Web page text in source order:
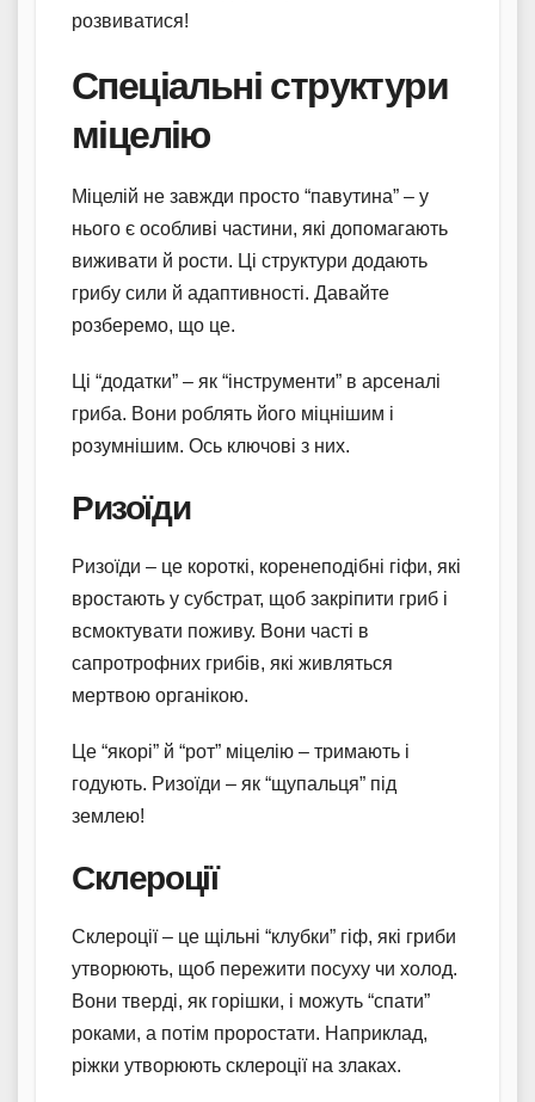
розвиватися!
Спеціальні структури
міцелію
Міцелій не завжди просто “павутина” – у
нього є особливі частини, які допомагають
виживати й рости. Ці структури додають
грибу сили й адаптивності. Давайте
розберемо, що це.
Ці “додатки” – як “інструменти” в арсеналі
гриба. Вони роблять його міцнішим і
розумнішим. Ось ключові з них.
Ризоїди
Ризоїди – це короткі, коренеподібні гіфи, які
вростають у субстрат, щоб закріпити гриб і
всмоктувати поживу. Вони часті в
сапротрофних грибів, які живляться
мертвою органікою.
Це “якорі” й “рот” міцелію – тримають і
годують. Ризоїди – як “щупальця” під
землею!
Склероції
Склероції – це щільні “клубки” гіф, які гриби
утворюють, щоб пережити посуху чи холод.
Вони тверді, як горішки, і можуть “спати”
роками, а потім проростати. Наприклад,
ріжки утворюють склероції на злаках.